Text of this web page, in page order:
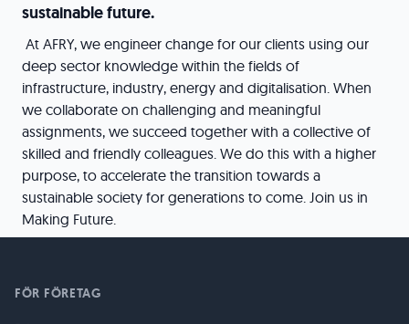
sustainable future.
At AFRY, we engineer change for our clients using our
deep sector knowledge within the fields of
infrastructure, industry, energy and digitalisation. When
we collaborate on challenging and meaningful
assignments, we succeed together with a collective of
skilled and friendly colleagues. We do this with a higher
purpose, to accelerate the transition towards a
sustainable society for generations to come. Join us in
Making Future.
FÖR FÖRETAG